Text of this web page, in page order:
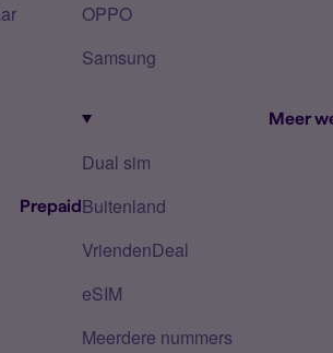
Prepaid
OPPO
Samsung
Meer
Dual sim
Buitenland
VriendenDeal
eSIM
Meerdere nummers